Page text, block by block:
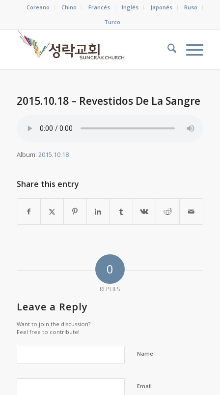
Coreano Chino Francés Inglés Japonés
Ruso
Turco
2015.10.18 – Revestidos De La Sangre
Album: 2015.10.18
Share this entry
0
REPLIES
Leave a Reply
Want to join the discussion?
Feel free to contribute!
Name
Email